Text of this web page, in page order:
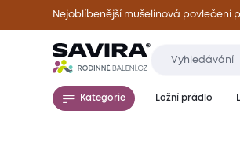
Nejoblíbenější mušelínová povlečení
Kategorie Ložní prádlo